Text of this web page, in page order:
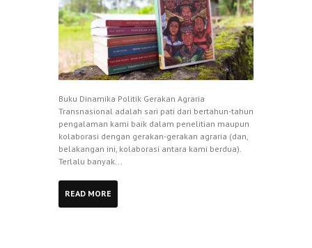
Buku Dinamika Politik Gerakan Agraria
Transnasional adalah sari pati dari bertahun-tahun
pengalaman kami baik dalam penelitian maupun
kolaborasi dengan gerakan-gerakan agraria (dan,
belakangan ini, kolaborasi antara kami berdua).
Terlalu banyak...
READ MORE